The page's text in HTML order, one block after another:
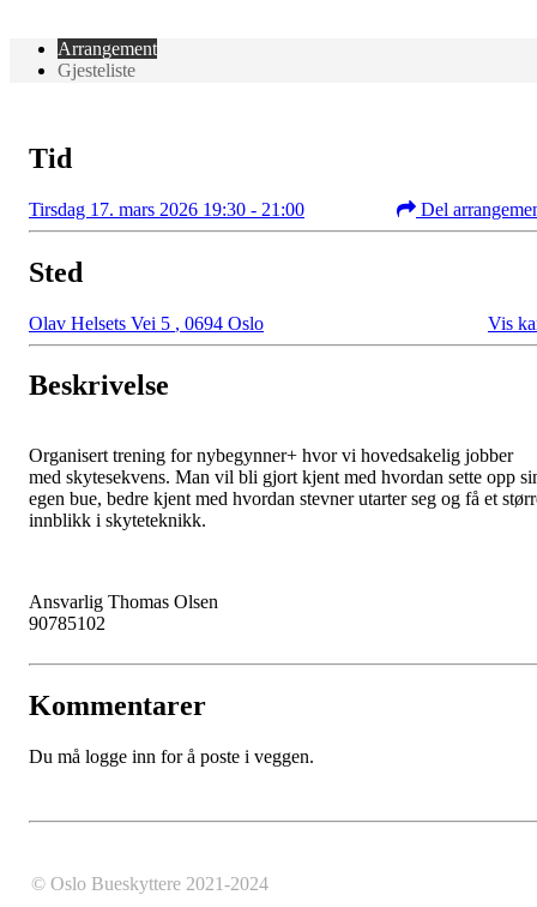
Arrangement
Gjesteliste
Tid
Tirsdag 17. mars 2026 19:30 - 21:00 Del
Sted
Olav Helsets Vei 5 , 0694 Oslo Vis
Beskrivelse
Organisert trening for nybegynner+ hvor vi hovedsakelig jobber
med skytesekvens. Man vil bli gjort kjent med hvordan sette opp
egen bue, bedre kjent med hvordan stevner utarter seg og få et
innblikk i skyteteknikk.
Ansvarlig Thomas Olsen
90785102
Kommentarer
Du må logge inn for å poste i veggen.
© Oslo Bueskyttere 2021-2024